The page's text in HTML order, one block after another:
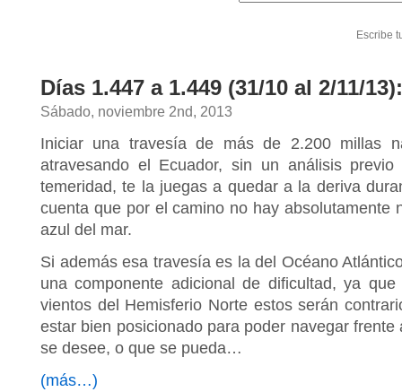
Escribe
Días 1.447 a 1.449 (31/10 al 2/11/
Sábado, noviembre 2nd, 2013
Iniciar una travesía de más de 2.200 millas
atravesando el Ecuador, sin un análisis
temeridad, te la juegas a quedar a la deriva
cuenta que por el camino no hay absolutamente
azul del mar.
Si además esa travesía es la del Océano
una componente adicional de dificultad, ya
vientos del Hemisferio Norte estos serán
estar bien posicionado para poder navegar
se desee, o que se pueda…
(más…)